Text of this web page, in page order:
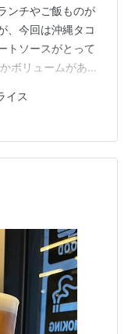
ンチやご飯ものが
、今回は沖縄タコ
トソースがとって
ボリュームがある
りちょっと甘
国風料理やガパ
いつつ、それくら
ちなみに、ドライ
Instagram …
イス